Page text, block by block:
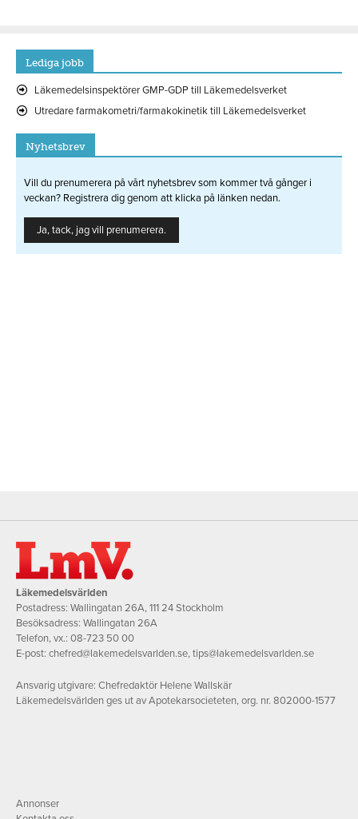
Lediga jobb
Läkemedelsinspektörer GMP-GDP till Läkemedelsverket
Utredare farmakometri/farmakokinetik till Läkemedelsverket
Nyhetsbrev
Vill du prenumerera på vårt nyhetsbrev som kommer två gånger i
veckan? Registrera dig genom att klicka på länken nedan.
Ja, tack, jag vill prenumerera.
Läkemedelsvärlden
Postadress: Wallingatan 26A, 111 24 Stockholm
Besöksadress: Wallingatan 26A
Telefon, vx.: 08-723 50 00
E-post: chefred@lakemedelsvarlden.se,tips@lakemedelsvarlden.se
Ansvarig utgivare: Chefredaktör Helene Wallskär
Läkemedelsvärlden ges ut av Apotekarsocieteten, org. nr. 802000-1577
Annonser